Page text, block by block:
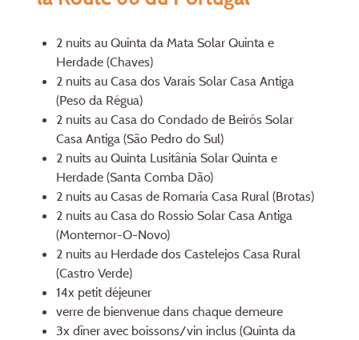
2 nuits au Quinta da Mata Solar Quinta e
Herdade (Chaves)
2 nuits au Casa dos Varais Solar Casa Antiga
(Peso da Régua)
2 nuits au Casa do Condado de Beirós Solar
Casa Antiga (São Pedro do Sul)
2 nuits au Quinta Lusitânia Solar Quinta e
Herdade (Santa Comba Dão)
2 nuits au Casas de Romaria Casa Rural (Brotas)
2 nuits au Casa do Rossio Solar Casa Antiga
(Montemor-O-Novo)
2 nuits au Herdade dos Castelejos Casa Rural
(Castro Verde)
14x petit déjeuner
verre de bienvenue dans chaque demeure
3x dîner avec boissons/vin inclus (Quinta da